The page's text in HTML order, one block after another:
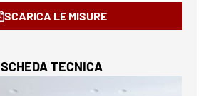
SCARICA LE MISURE
SCHEDA TECNICA